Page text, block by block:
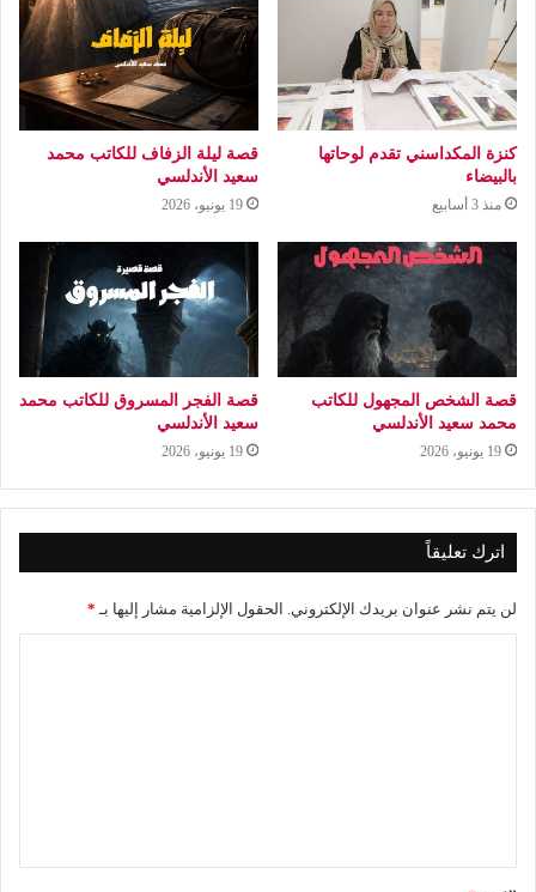
كنزة المكداسني تقدم لوحاتها
بالبيضاء
منذ 3 أسابيع
قصة ليلة الزفاف للكاتب محمد
سعيد الأندلسي
19 يونيو، 2026
قصة الشخص المجهول للكاتب
محمد سعيد الأندلسي
19 يونيو، 2026
قصة الفجر المسروق للكاتب محمد
سعيد الأندلسي
19 يونيو، 2026
اترك تعليقاً
لن يتم نشر عنوان بريدك الإلكتروني. الحقول الإلزامية مشار إليها بـ *
ق